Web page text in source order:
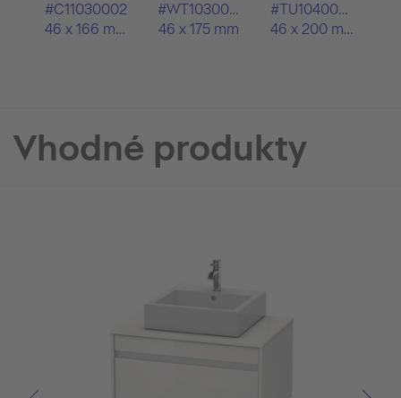
#C11030002
46 x 166 mm
#WT1030002
46 x 175 mm
#TU1040002
46 x 200 mm
Vhodné produkty